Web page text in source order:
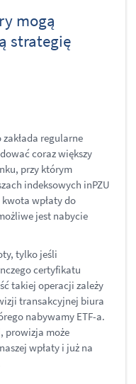
mogą
strategię
regularne
coraz większy
przy którym
indeksowych inPZU
wpłaty do
jest nabycie
tylko jeśli
certyfikatu
takiej operacji zależy
transakcyjnej biura
nabywamy ETF-a.
prowizja może
wpłaty i już na